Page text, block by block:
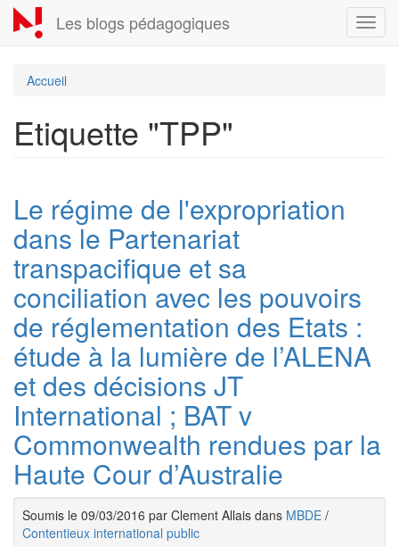
Aller
au
contenu
Les blogs pédagogiques
Accueil
Etiquette "TPP"
Le régime de l'expropriation
dans le Partenariat
transpacifique et sa
conciliation avec les pouvoirs
de réglementation des Etats :
étude à la lumière de l’ALENA
et des décisions JT
International ; BAT v
Commonwealth rendues par la
Haute Cour d’Australie
Soumis le 09/03/2016 par Clement Allais dans MBDE /
Contentieux international public